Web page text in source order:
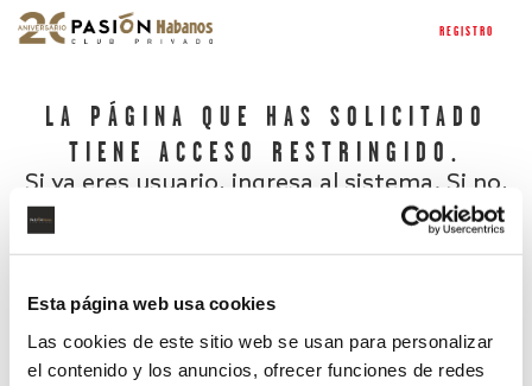
Esta página web usa cookies
Las cookies de este sitio web se usan para personalizar
el contenido y los anuncios, ofrecer funciones de redes
REGISTRO
LA PÁGINA QUE HAS SOLICITADO
TIENE ACCESO RESTRINGIDO.
Si ya eres usuario, ingresa al sistema. Si no,